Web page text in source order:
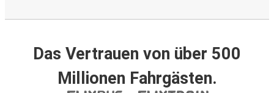
Das Vertrauen von über 500
Millionen Fahrgästen.